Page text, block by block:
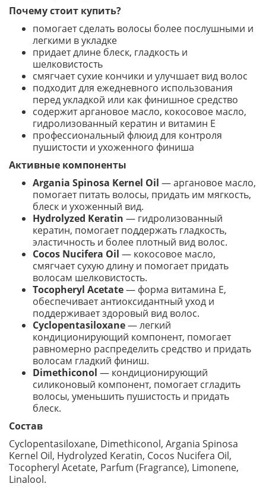
Почему стоит купить?
помогает сделать волосы более послушными и
легкими в укладке
придает длине блеск, гладкость и
шелковистость
смягчает сухие кончики и улучшает вид волос
подходит для ежедневного использования
перед укладкой или как финишное средство
содержит аргановое масло, кокосовое масло,
гидролизованный кератин и витамин E
профессиональный флюид для контроля
пушистости и ухоженного финиша
Активные компоненты
Argania Spinosa Kernel Oil — аргановое масло,
помогает питать волосы, придать им мягкость,
блеск и ухоженный вид.
Hydrolyzed Keratin — гидролизованный
кератин, помогает поддержать гладкость,
эластичность и более плотный вид волос.
Cocos Nucifera Oil — кокосовое масло,
смягчает сухую длину и помогает придать
волосам шелковистость.
Tocopheryl Acetate— форма витамина E,
обеспечивает антиоксидантный уход и
поддерживает здоровый вид волос.
Cyclopentasiloxane— легкий
кондиционирующий компонент, помогает
равномерно распределить средство и придать
волосам гладкий финиш.
Dimethiconol — кондиционирующий
силиконовый компонент, помогает сгладить
волосы, уменьшить пушистость и придать
блеск.
Состав
Cyclopentasiloxane, Dimethiconol, Argania Spinosa
Kernel Oil, Hydrolyzed Keratin, Cocos Nucifera Oil,
Tocopheryl Acetate, Parfum (Fragrance), Limonene,
Linalool.